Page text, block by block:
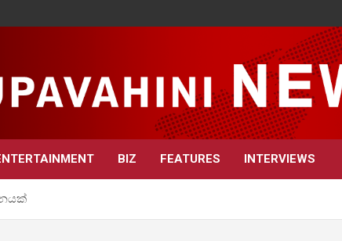
BIZ FEATURES INTERVIEWS